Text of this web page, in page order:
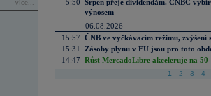
více...
5:50 Srpen přeje dividendám. CNBC
výnosem
06.08.2026
15:57 ČNB ve vyčkávacím režimu, zvýšení
15:31
Zásoby plynu v EU jsou pro toto
14:47 Růst MercadoLibre akceleruje na
1 2 3 4